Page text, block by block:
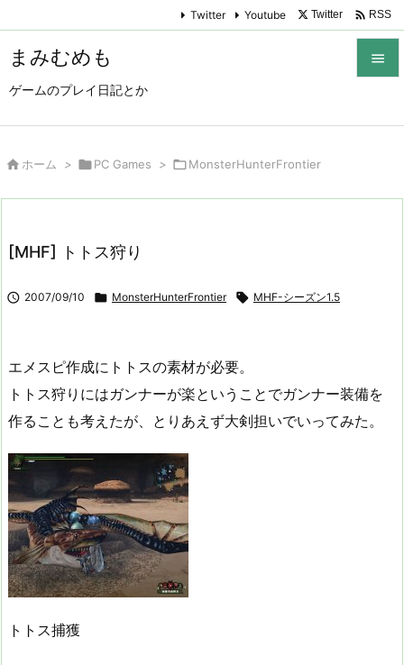
まみむめも
ゲームのプレイ日記とか

Twitter Youtube Twitter  RSS
 ホーム > PC Games > MonsterHunterFrontier
[MHF] トトス狩り
 2007/09/10  MonsterHunterFrontier  MHF-シーズン1.5
エメスピ作成にトトスの素材が必要。
トトス狩りにはガンナーが楽ということでガンナー装備を
作ることも考えたが、とりあえず大剣担いでいってみた。
トトス捕獲